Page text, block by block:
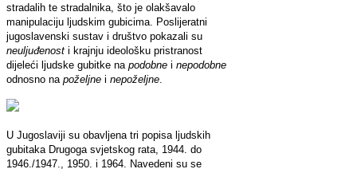
stradalih te stradalnika, što je olakšavalo
manipulaciju ljudskim gubicima. Poslijeratni
jugoslavenski sustav i društvo pokazali su
neuljuđenost i krajnju ideološku pristranost
dijeleći ljudske gubitke na podobne i nepodobne
odnosno na poželjne i nepoželjne
U Jugoslaviji su obavljena tri popisa ljudskih
gubitaka Drugoga svjetskog rata, 1944. do
1946./1947., 1950. i 1964. Navedeni su se